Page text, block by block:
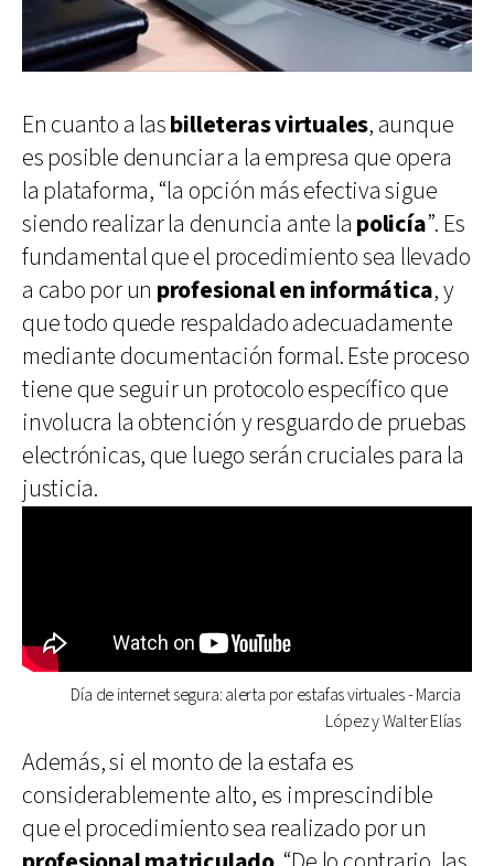
En cuanto a lasbilleteras virtuales, aunque
es posible denunciar a la empresa que opera
la plataforma, “la opción más efectiva sigue
siendo realizar la denuncia ante la policía”. Es
fundamental que el procedimiento sea llevado
a cabo por un profesional en informática, y
que todo quede respaldado adecuadamente
mediante documentación formal. Este proceso
tiene que seguir un protocolo específico que
involucra la obtención y resguardo de pruebas
electrónicas, que luego serán cruciales para la
justicia.
Día de internet segura: alerta por estafas virtuales - Marcia
López y Walter Elías
Además, si el monto de la estafa es
considerablemente alto, es imprescindible
que el procedimiento sea realizado por un